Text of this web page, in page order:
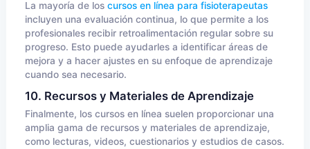
La mayoría de los cursos en línea para fisioterapeutas
incluyen una evaluación continua, lo que permite a los
profesionales recibir retroalimentación regular sobre su
progreso. Esto puede ayudarles a identificar áreas de
mejora y a hacer ajustes en su enfoque de aprendizaje
cuando sea necesario.
10. Recursos y Materiales de Aprendizaje
Finalmente, los cursos en línea suelen proporcionar una
amplia gama de recursos y materiales de aprendizaje,
como lecturas, videos, cuestionarios y estudios de casos.